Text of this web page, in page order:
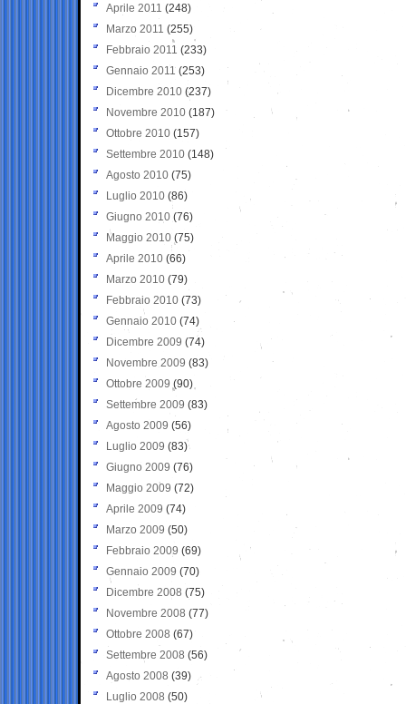
Aprile 2011 (248)
Marzo 2011 (255)
Febbraio 2011 (233)
Gennaio 2011 (253)
Dicembre 2010 (237)
Novembre 2010 (187)
Ottobre 2010 (157)
Settembre 2010 (148)
Agosto 2010 (75)
Luglio 2010 (86)
Giugno 2010 (76)
Maggio 2010 (75)
Aprile 2010 (66)
Marzo 2010 (79)
Febbraio 2010 (73)
Gennaio 2010 (74)
Dicembre 2009 (74)
Novembre 2009 (83)
Ottobre 2009 (90)
Settembre 2009 (83)
Agosto 2009 (56)
Luglio 2009 (83)
Giugno 2009 (76)
Maggio 2009 (72)
Aprile 2009 (74)
Marzo 2009 (50)
Febbraio 2009 (69)
Gennaio 2009 (70)
Dicembre 2008 (75)
Novembre 2008 (77)
Ottobre 2008 (67)
Settembre 2008 (56)
Agosto 2008 (39)
Luglio 2008 (50)